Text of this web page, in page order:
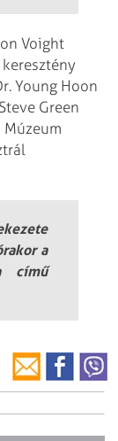
Voight
Young Hoon
Green
a
című